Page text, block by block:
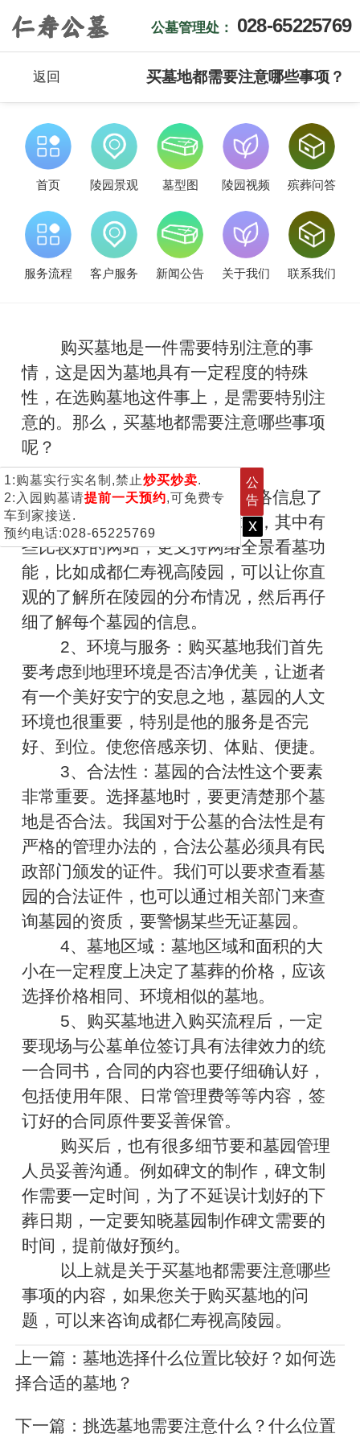
1:购墓实行实名制,禁止炒买炒卖.
2:入园购墓请提前一天预约,可免费专
车到家接送.
预约电话:028-65225769
公
告
x
公墓管理处： 028-65225769
返回 买墓地都需要注意哪些事项？
首页 陵园景观 墓型图 陵园视频 殡葬问答
服务流程 客户服务 新闻公告 关于我们 联系我们
购买墓地是一件需要特别注意的事
情，这是因为墓地具有一定程度的特殊
性，在选购墓地这件事上，是需要特别注
意的。那么，买墓地都需要注意哪些事项
呢？
1、墓地调研：可以通过网络信息了
解，现在网络上有很多墓地网站，其中有
些比较好的网站，更支持网络全景看墓功
能，比如成都仁寿视高陵园，可以让你直
观的了解所在陵园的分布情况，然后再仔
细了解每个墓园的信息。
2、环境与服务：购买墓地我们首先
要考虑到地理环境是否洁净优美，让逝者
有一个美好安宁的安息之地，墓园的人文
环境也很重要，特别是他的服务是否完
好、到位。使您倍感亲切、体贴、便捷。
3、合法性：墓园的合法性这个要素
非常重要。选择墓地时，要更清楚那个墓
地是否合法。我国对于公墓的合法性是有
严格的管理办法的，合法公墓必须具有民
政部门颁发的证件。我们可以要求查看墓
园的合法证件，也可以通过相关部门来查
询墓园的资质，要警惕某些无证墓园。
4、墓地区域：墓地区域和面积的大
小在一定程度上决定了墓葬的价格，应该
选择价格相同、环境相似的墓地。
5、购买墓地进入购买流程后，一定
要现场与公墓单位签订具有法律效力的统
一合同书，合同的内容也要仔细确认好，
包括使用年限、日常管理费等等内容，签
订好的合同原件要妥善保管。
购买后，也有很多细节要和墓园管理
人员妥善沟通。例如碑文的制作，碑文制
作需要一定时间，为了不延误计划好的下
葬日期，一定要知晓墓园制作碑文需要的
时间，提前做好预约。
以上就是关于买墓地都需要注意哪些
事项的内容，如果您关于购买墓地的问
题，可以来咨询成都仁寿视高陵园。
上一篇：墓地选择什么位置比较好？如何选
择合适的墓地？
下一篇：挑选墓地需要注意什么？什么位置